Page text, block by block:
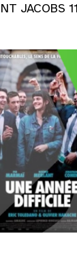
JACOBS